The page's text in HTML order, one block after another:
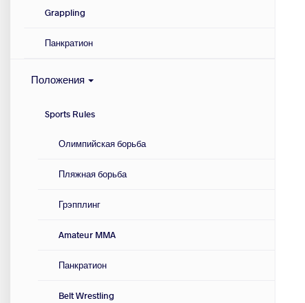
Grappling
Панкратион
Положения
Sports Rules
Олимпийская борьба
Пляжная борьба
Грэпплинг
Amateur MMA
Панкратион
Belt Wrestling